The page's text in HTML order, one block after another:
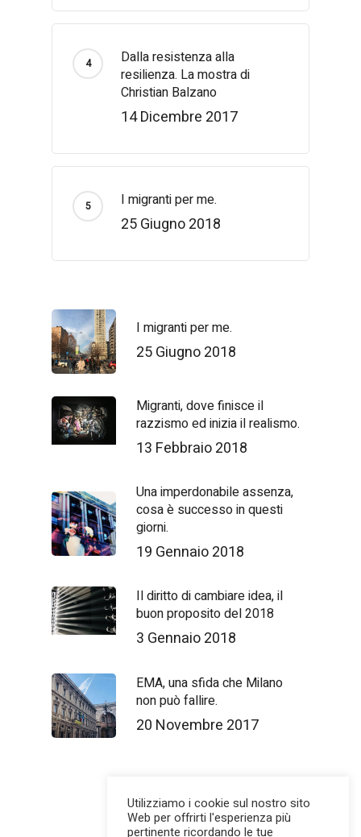
Dalla resistenza alla
resilienza. La mostra di
Christian Balzano
14 Dicembre 2017
I migranti per me.
25 Giugno 2018
I migranti per me.
25 Giugno 2018
Migranti, dove finisce il
razzismo ed inizia il realismo.
13 Febbraio 2018
Una imperdonabile assenza,
cosa è successo in questi
giorni.
19 Gennaio 2018
Il diritto di cambiare idea, il
buon proposito del 2018
3 Gennaio 2018
EMA, una sfida che Milano
non può fallire.
20 Novembre 2017
Utilizziamo i cookie sul nostro sito
Web per offrirti l'esperienza più
pertinente ricordando le tue